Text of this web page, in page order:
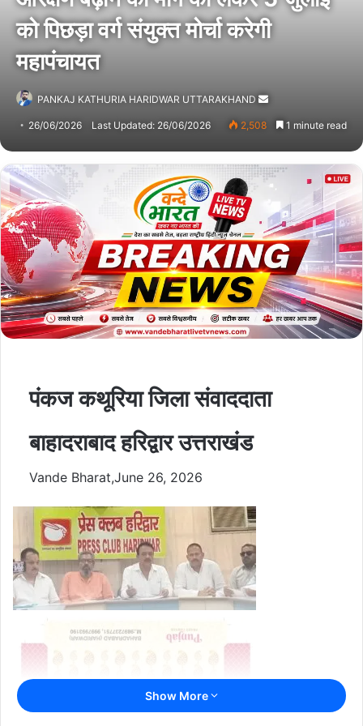
को पिछड़ा वर्ग संयुक्त मोर्चा करेगी
महापंचायत
PANKAJ KATHURIA HARIDWAR UTTARAKHAND
an
26/06/2026 Last Updated: 26/06/2026 2,508 1 minute read
पंकज कथूरिया जिला संवाददाता
बाहादराबाद हरिद्वार उत्तराखंड
Vande Bharat,June 26, 2026
Show More